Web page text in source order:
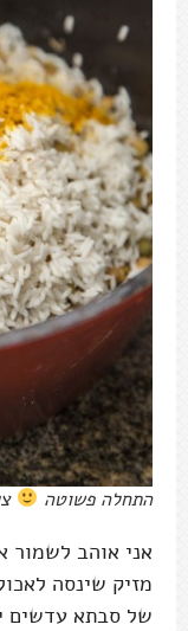
התחלה פשוטה
אני אוהב לשמור
מזיק שינסה
של סבתא עדשים